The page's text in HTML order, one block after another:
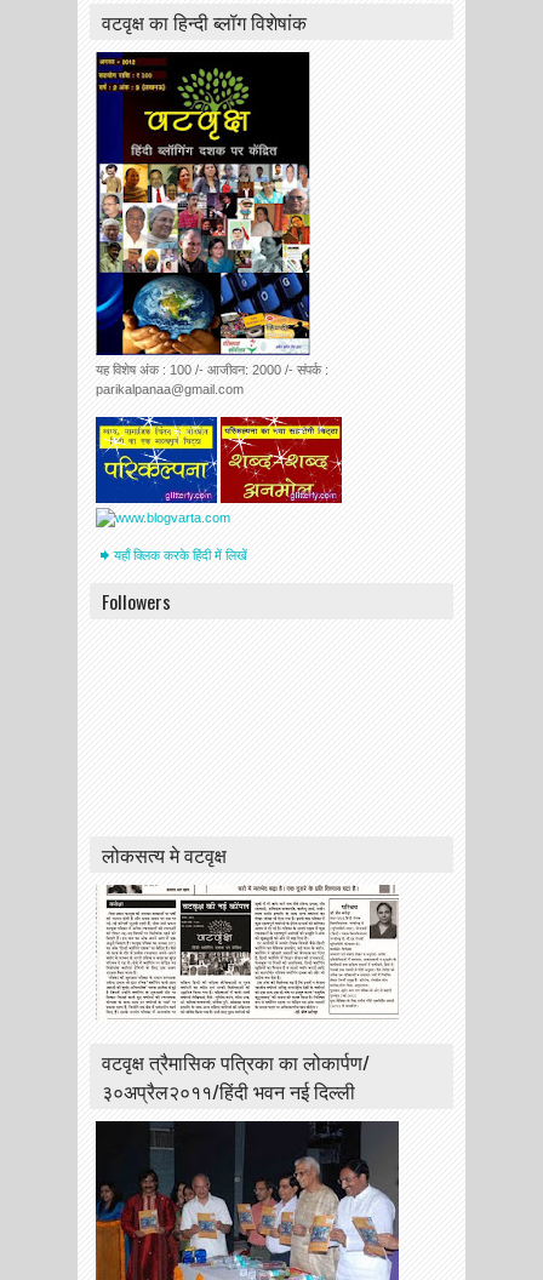
वटवृक्ष का हिन्दी ब्लॉग विशेषांक
यह विशेष अंक : 100 /- आजीवन: 2000 /- संपर्क :
parikalpanaa@gmail.com
यहाँ क्लिक करके हिंदी में लिखें
Followers
लोकसत्य मे वटवृक्ष
वटवृक्ष त्रैमासिक पत्रिका का लोकार्पण/
३०अप्रैल२०११/हिंदी भवन नई दिल्ली